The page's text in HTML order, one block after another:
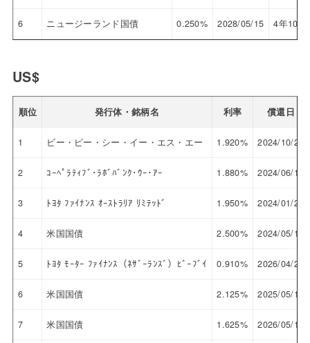
6 ニュージーランド国債 0.250% 2028/05/15 4年10ヵ
US$
順位 発行体・銘柄名 利率 償還日
1 ビー・ピー・シー・イー・エス・エー 1.920% 2024/10/25
2 ｺｰﾍﾟﾗﾃｨﾌﾞ･ﾗﾎﾞﾊﾞﾝｸ･ｳｰ･ｱｰ 1.880% 2024/06/18
3 ﾄﾖﾀ ﾌｧｲﾅﾝｽ ｵｰｽﾄﾗﾘｱ ﾘﾐﾃｯﾄﾞ 1.950% 2024/01/25
4 米国国債 2.500% 2024/05/15
5 ﾄﾖﾀ ﾓｰﾀｰ ﾌｧｲﾅﾝｽ（ﾈｻﾞｰﾗﾝｽﾞ）ﾋﾞｰﾌﾞｲ 0.910% 2026/04/27
6 米国国債 2.125% 2025/05/15
7 米国国債 1.625% 2026/05/15